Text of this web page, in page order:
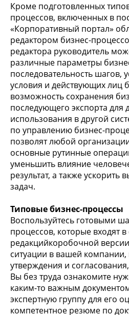
Кроме подготовленных
процессов, включенных в
«Корпоративный портал»
редактором бизнес-
редактора руководитель
различные параметры
последовательность шагов,
условия и действующих лиц
возможность сохранения
последующего экспорта для
использования в другой
по управлению бизнес-
позволят любой
основные рутинные
уменьшить влияние
результат, а также
задач.
Типовые бизнес-процессы
Воспользуйтесь готовыми
процессов, которые входят в
редакцийкоробочной
ситуации в вашей компании,
утверждения и
Вы без труда ознакомите
каким-то важным
экспертную группу для его
компетентное резюме по